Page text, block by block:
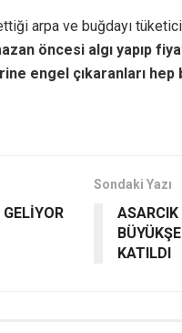
arpa ve buğdayı
öncesi algı yapıp
engel çıkaranları
Sondaki Yazı
KATILDI